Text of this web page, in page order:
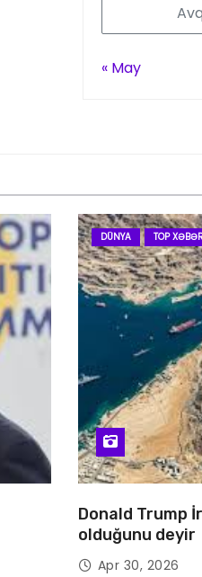
« May
DÜNYA TOP
Donald Trump
olduğunu deyir
Apr 30, 2026